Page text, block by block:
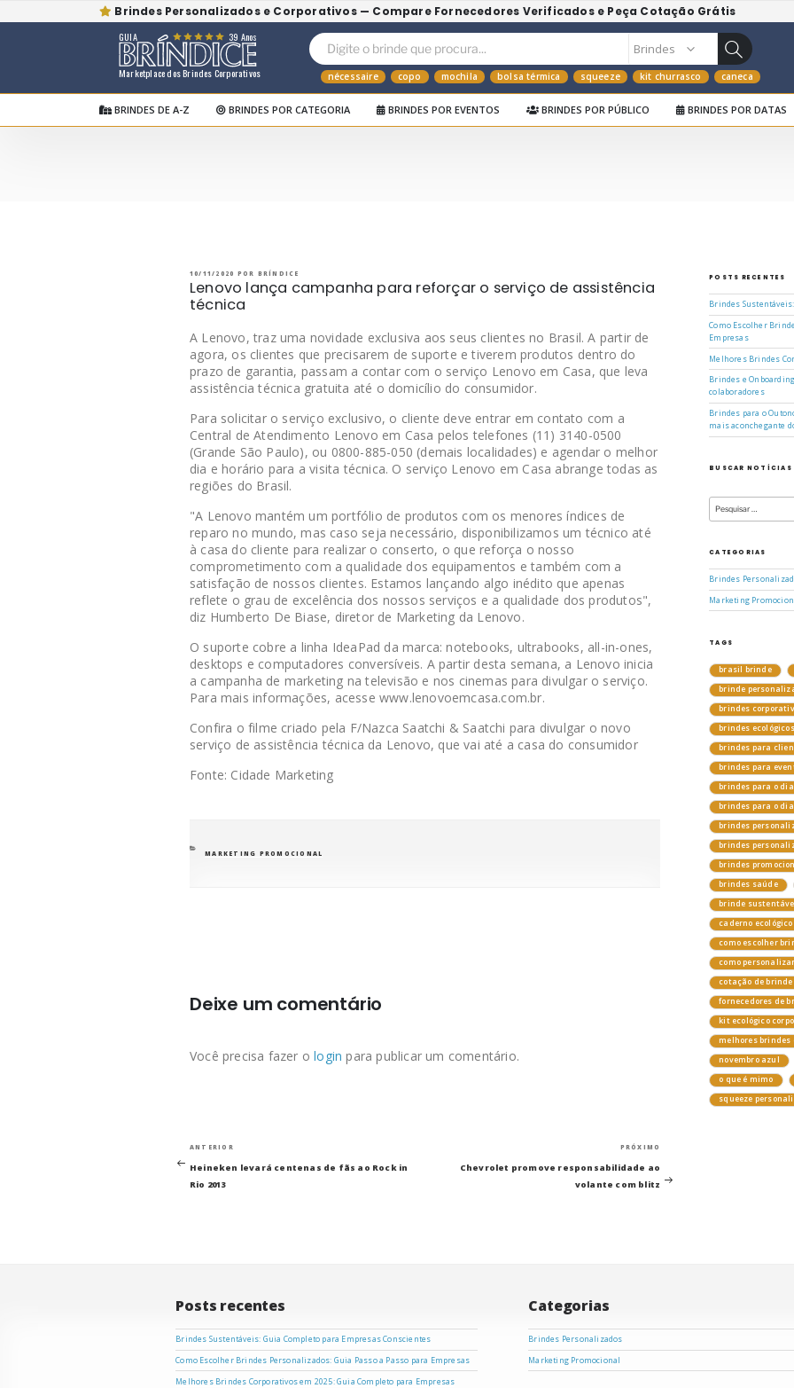
Brindes Personalizados e Corporativos — Compare Fornecedores Verificados e Peça Cotação Grátis
Marketplace dos Brindes Corporativos
GUIA 39 Anos
nécessaire copo mochila bolsa térmica squeeze kit churrasco caneca
BRINDES DE A-Z BRINDES POR CATEGORIA BRINDES POR EVENTOS BRINDES POR PÚBLICO BRINDES POR DATAS
PUBLICADO
10/11/2020 POR BRÍNDICE
Lenovo lança campanha para reforçar o serviço de assistência
técnica
A Lenovo, traz uma novidade exclusiva aos seus clientes no Brasil. A partir de
agora, os clientes que precisarem de suporte e tiverem produtos dentro do
prazo de garantia, passam a contar com o serviço Lenovo em Casa, que leva
assistência técnica gratuita até o domicílio do consumidor.
Para solicitar o serviço exclusivo, o cliente deve entrar em contato com a
Central de Atendimento Lenovo em Casa pelos telefones (11) 3140-0500
(Grande São Paulo), ou 0800-885-050 (demais localidades) e agendar o melhor
dia e horário para a visita técnica. O serviço Lenovo em Casa abrange todas as
regiões do Brasil.
"A Lenovo mantém um portfólio de produtos com os menores índices de
reparo no mundo, mas caso seja necessário, disponibilizamos um técnico até
à casa do cliente para realizar o conserto, o que reforça o nosso
comprometimento com a qualidade dos equipamentos e também com a
satisfação de nossos clientes. Estamos lançando algo inédito que apenas
reflete o grau de excelência dos nossos serviços e a qualidade dos produtos",
diz Humberto De Biase, diretor de Marketing da Lenovo.
O suporte cobre a linha IdeaPad da marca: notebooks, ultrabooks, all-in-ones,
desktops e computadores conversíveis. A partir desta semana, a Lenovo inicia
a campanha de marketing na televisão e nos cinemas para divulgar o serviço.
Para mais informações, acesse www.lenovoemcasa.com.br.
Confira o filme criado pela F/Nazca Saatchi & Saatchi para divulgar o novo
serviço de assistência técnica da Lenovo, que vai até a casa do consumidor
Fonte: Cidade Marketing
CATEGORIAS
MARKETING PROMOCIONAL
Deixe um comentário
Você precisa fazer ologin para publicar um comentário.
Navegação
de
Post
anterior
ANTERIOR
Heineken levará centenas de fãs ao Rock in
Rio 2013
PRÓXIMO
Chevrolet promove responsabilidade ao
volante com blitz
POSTS RECENTES
Brindes
Como Escolher
Empresas
Melhores Brindes
Brindes e
colaboradores
Brindes para o
mais aconchegante
BUSCAR NOTÍCIAS
por:
CATEGORIAS
Brindes
Marketing
TAGS
brasil brinde
brinde
brindes
brindes
brindes para
brindes para
brindes para o
brindes para o
brindes
brindes
brindes
brindes saúde
brinde
caderno
como escolher
como
cotação de
fornecedores de
kit ecológico
melhores brindes
novembro azul
o que é mimo
squeeze
Posts recentes
Brindes Sustentáveis: Guia Completo para Empresas Conscientes
Como Escolher Brindes Personalizados: Guia Passo a Passo para Empresas
Melhores Brindes Corporativos em 2025: Guia Completo para Empresas
Categorias
Brindes Personalizados
Marketing Promocional